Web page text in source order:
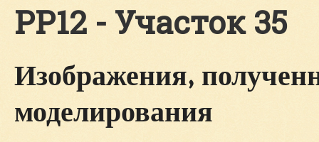
PP12 - Участок 35
Изображения,
моделирования